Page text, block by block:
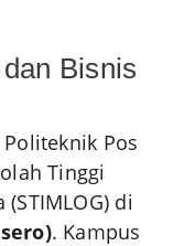
Bisnis
Pos
Tinggi
di
. Kampus